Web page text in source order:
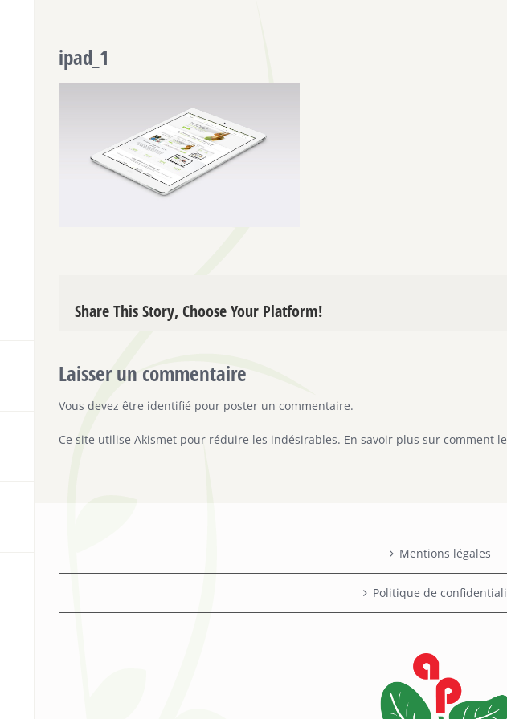
ipad_1
Share This Story, Choose Your Platform!
Laisser un commentaire
Vous devez être identifié pour poster un commentaire.
Ce site utilise Akismet pour réduire les indésirables. En savoir plus sur comment
Mentions légales
Politique de